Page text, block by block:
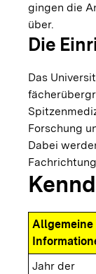
gingen die
über.
Die
Das
Forschung
Dabei
Allgemeine
Jahr der